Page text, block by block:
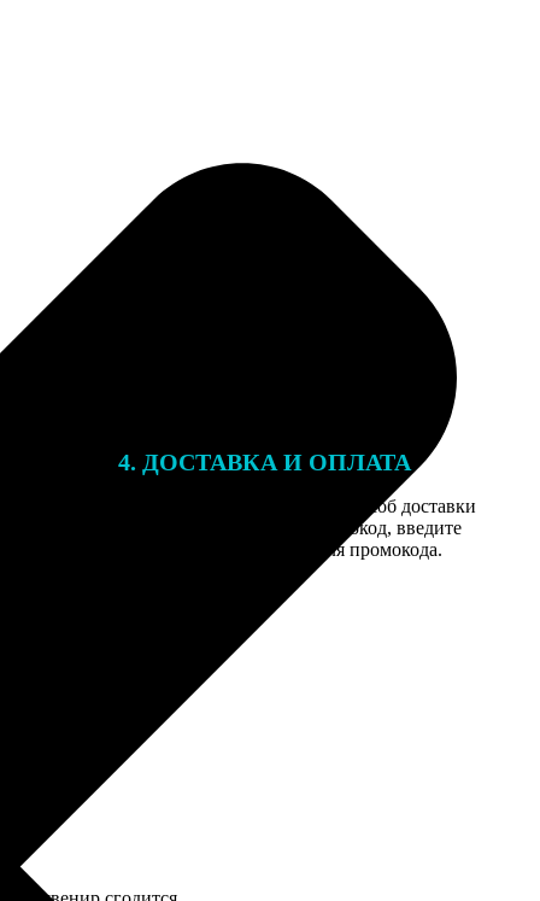
После
на email с
заказ
для
4. ДОСТАВКА И ОПЛАТА
Введите адрес и выберите способ доставки
заказа. Если у вас есть промокод, введите
его в специальное поле для промокода.